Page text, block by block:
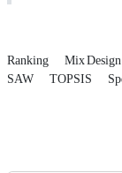
Ranking Mix Design
SAW TOPSIS